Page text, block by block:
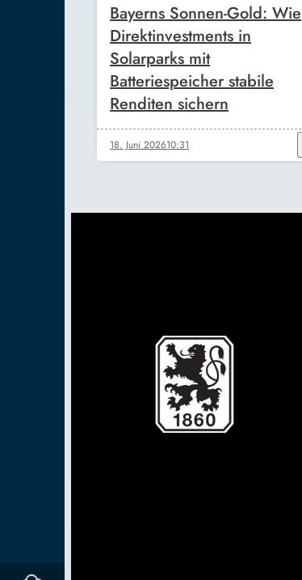
Bayerns Sonnen-Gold: Wie
Direktinvestments in
Solarparks mit
Batteriespeicher stabile
Renditen sichern
18. Juni 202610:31